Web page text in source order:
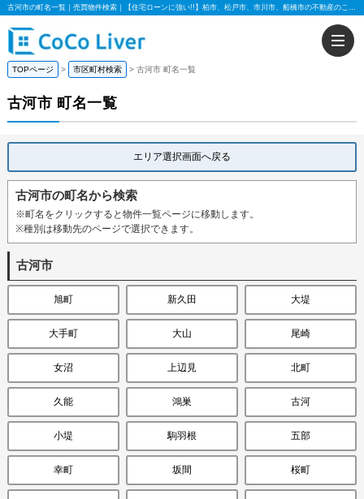
古河市の町名一覧｜売買物件検索｜【住宅ローンに強い!!】柏市、松戸市、市川市、船橋市の不動産のことなら株式会社ココリバー
TOPページ 市区町村検索 古河市 町名一覧
古河市 町名一覧
エリア選択画面へ戻る
古河市の町名から検索
※町名をクリックすると物件一覧ページに移動します。
※種別は移動先のページで選択できます。
古河市
旭町 新久田 大堤
大手町 大山 尾崎
女沼 上辺見 北町
久能 鴻巣 古河
小堤 駒羽根 五部
幸町 坂間 桜町